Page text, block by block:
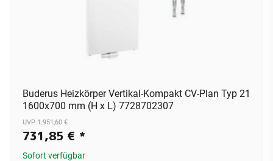
Buderus Heizkörper Vertikal-Kompakt CV-Plan Typ 21
1600x700 mm (H x L) 7728702307
UVP 1.951,60 €
731,85 € *
Sofort verfügbar